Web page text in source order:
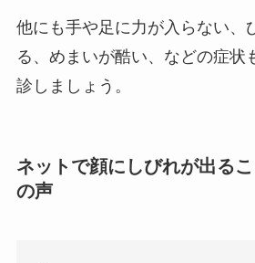
他にも手や足に力が入らない、
る、めまいが酷い、などの症状
診しましょう。
ネットで顔にしびれが出る
の声